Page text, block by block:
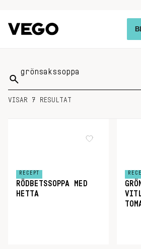
Sök
på:
VISAR 7 RESULTAT
RECEPT
RÖDBETSSOPPA MED
HETTA